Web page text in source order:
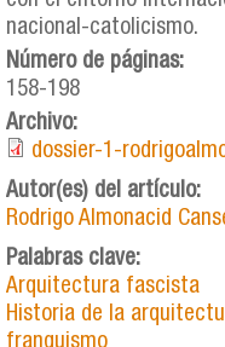
nacional-catolicismo.
Número de páginas:
158-198
Archivo:
dossier-1-
Autor(es) del artículo:
Rodrigo Almonacid
Palabras clave:
Arquitectura fascista
Historia de la
franquismo